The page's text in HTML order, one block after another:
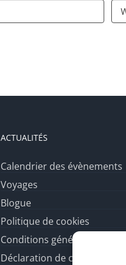
ACTUALITÉS
Calendrier des évènements
Voyages
Blogue
Politique de cookies
Conditions générales
Déclaration de confidentialité